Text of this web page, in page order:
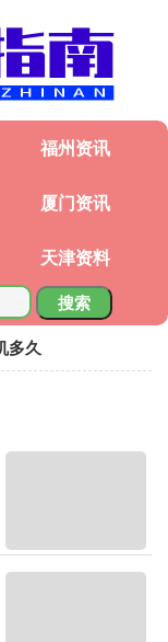
福州资讯
厦门资讯
天津资料
搜索
多久